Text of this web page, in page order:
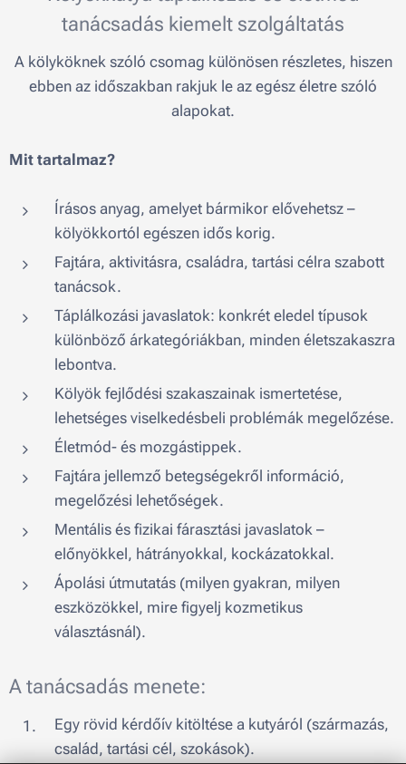
tanácsadás kiemelt szolgáltatás
A kölyköknek szóló csomag különösen részletes, hiszen
ebben az időszakban rakjuk le az egész életre szóló
alapokat.
Mit tartalmaz?
Írásos anyag, amelyet bármikor elővehetsz –
kölyökkortól egészen idős korig.
Fajtára, aktivitásra, családra, tartási célra szabott
tanácsok.
Táplálkozási javaslatok: konkrét eledel típusok
különböző árkategóriákban, minden életszakaszra
lebontva.
Kölyök fejlődési szakaszainak ismertetése,
lehetséges viselkedésbeli problémák megelőzése.
Életmód- és mozgástippek.
Fajtára jellemző betegségekről információ,
megelőzési lehetőségek.
Mentális és fizikai fárasztási javaslatok –
előnyökkel, hátrányokkal, kockázatokkal.
Ápolási útmutatás (milyen gyakran, milyen
eszközökkel, mire figyelj kozmetikus
választásnál).
A tanácsadás menete:
Egy rövid kérdőív kitöltése a kutyáról (származás,
család, tartási cél, szokások).